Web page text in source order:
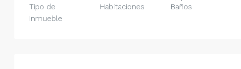
Tipo de
Inmueble
Habitaciones
Baños